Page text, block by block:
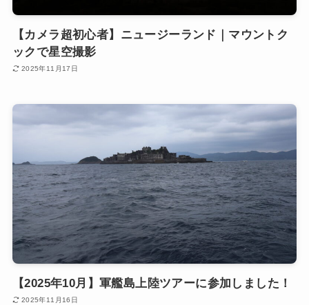
【カメラ超初心者】ニュージーランド｜マウントク
ックで星空撮影
2025年11月17日
【2025年10月】軍艦島上陸ツアーに参加しました！
2025年11月16日